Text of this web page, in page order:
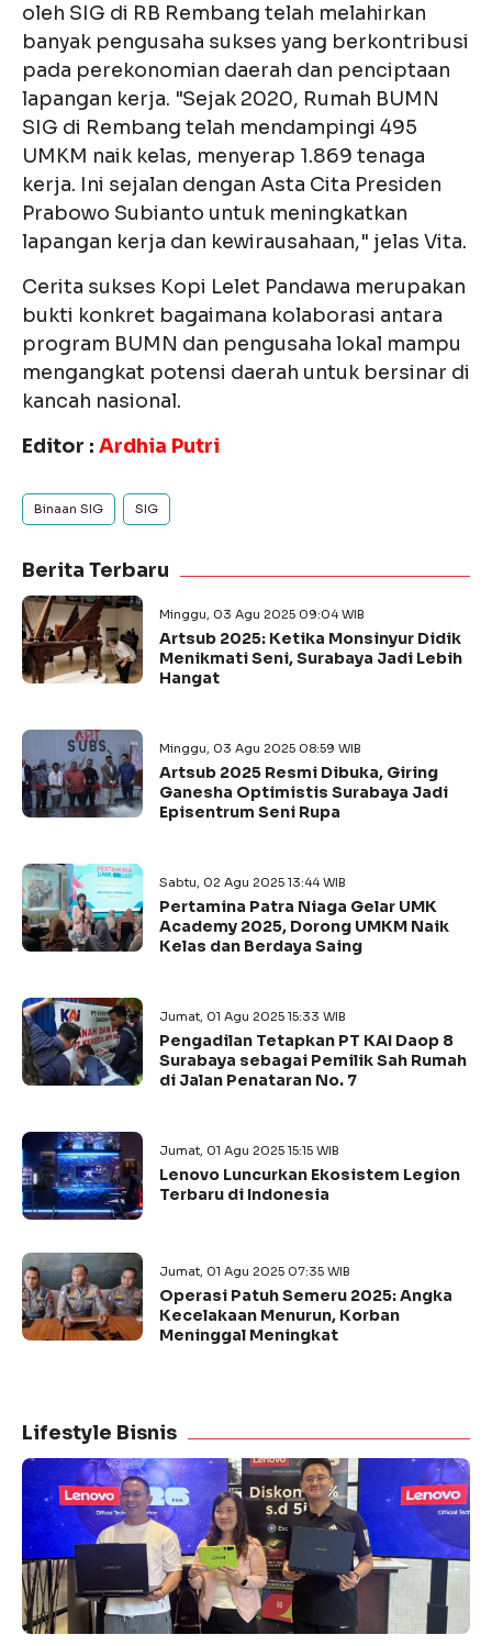
oleh SIG di RB Rembang telah melahirkan
banyak pengusaha sukses yang berkontribusi
pada perekonomian daerah dan penciptaan
lapangan kerja. "Sejak 2020, Rumah BUMN
SIG di Rembang telah mendampingi 495
UMKM naik kelas, menyerap 1.869 tenaga
kerja. Ini sejalan dengan Asta Cita Presiden
Prabowo Subianto untuk meningkatkan
lapangan kerja dan kewirausahaan," jelas Vita.
Cerita sukses Kopi Lelet Pandawa merupakan
bukti konkret bagaimana kolaborasi antara
program BUMN dan pengusaha lokal mampu
mengangkat potensi daerah untuk bersinar di
kancah nasional.
Editor : Ardhia Putri
Binaan SIG SIG
Berita Terbaru
Minggu, 03 Agu 2025 09:04 WIB
Artsub 2025: Ketika Monsinyur Didik
Menikmati Seni, Surabaya Jadi Lebih
Hangat
Minggu, 03 Agu 2025 08:59 WIB
Artsub 2025 Resmi Dibuka, Giring
Ganesha Optimistis Surabaya Jadi
Episentrum Seni Rupa
Sabtu, 02 Agu 2025 13:44 WIB
Pertamina Patra Niaga Gelar UMK
Academy 2025, Dorong UMKM Naik
Kelas dan Berdaya Saing
Jumat, 01 Agu 2025 15:33 WIB
Pengadilan Tetapkan PT KAI Daop 8
Surabaya sebagai Pemilik Sah Rumah
di Jalan Penataran No. 7
Jumat, 01 Agu 2025 15:15 WIB
Lenovo Luncurkan Ekosistem Legion
Terbaru di Indonesia
Jumat, 01 Agu 2025 07:35 WIB
Operasi Patuh Semeru 2025: Angka
Kecelakaan Menurun, Korban
Meninggal Meningkat
Lifestyle Bisnis